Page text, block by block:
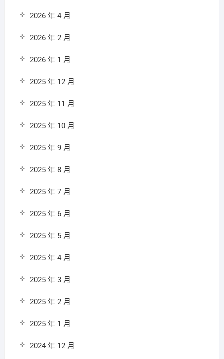
2026 年 4 月
2026 年 2 月
2026 年 1 月
2025 年 12 月
2025 年 11 月
2025 年 10 月
2025 年 9 月
2025 年 8 月
2025 年 7 月
2025 年 6 月
2025 年 5 月
2025 年 4 月
2025 年 3 月
2025 年 2 月
2025 年 1 月
2024 年 12 月